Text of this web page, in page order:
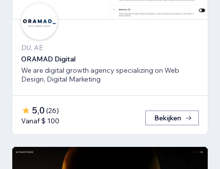
DU, AE
ORAMAD Digital
We are digital growth agency specializing on Web
Design, Digital Marketing
5,0 (26)
Vanaf $ 100
Bekijken